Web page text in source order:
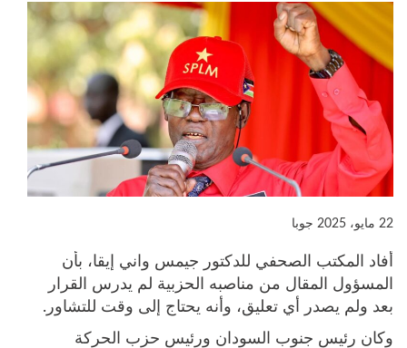
22 مايو، 2025 جوبا
أفاد المكتب الصحفي للدكتور جيمس واني إيقا، بأن
المسؤول المقال من مناصبه الحزبية لم يدرس القرار
بعد ولم يصدر أي تعليق، وأنه يحتاج إلى وقت للتشاور.
وكان رئيس جنوب السودان ورئيس حزب الحركة